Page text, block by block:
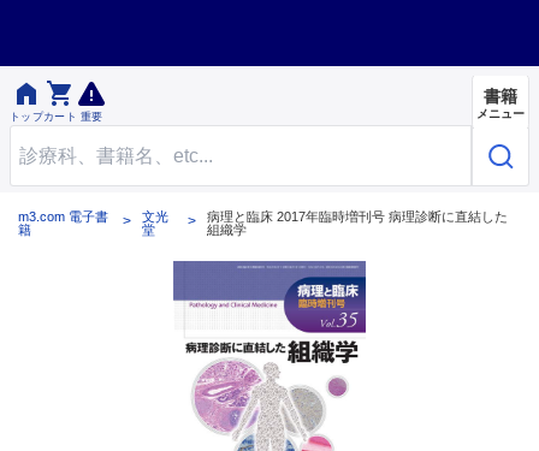

トップ

カート 重要
書籍
メニュー
m3.com 電子書
籍
文光
堂
病理と臨床 2017年臨時増刊号 病理診断に直結した
組織学